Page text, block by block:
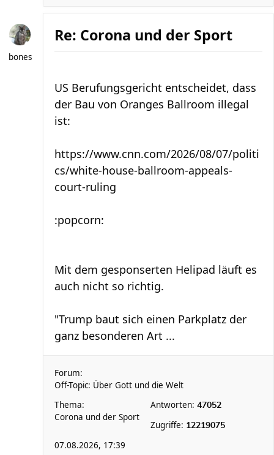
bones
Re: Corona und der Sport
US Berufungsgericht entscheidet, dass
der Bau von Oranges Ballroom illegal
ist:
https://www.cnn.com/2026/08/07/politi
cs/white-house-ballroom-appeals-
court-ruling
:popcorn:
Mit dem gesponserten Helipad läuft es
auch nicht so richtig.
"Trump baut sich einen Parkplatz der
ganz besonderen Art ...
Forum:
Off-Topic: Über Gott und die Welt
Thema:
Corona und der Sport
Antworten: 47052
Zugriffe: 12219075
07.08.2026, 17:39